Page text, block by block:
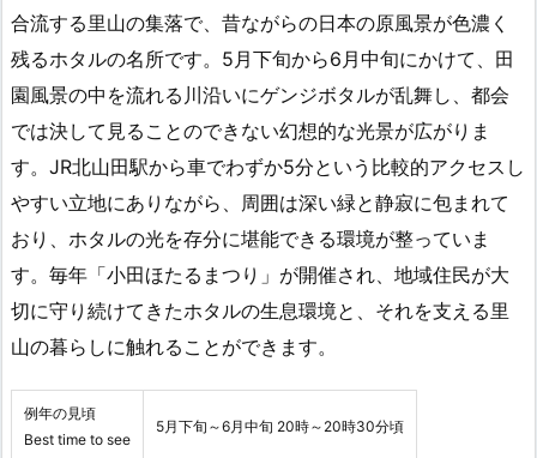
合流する里山の集落で、昔ながらの日本の原風景が色濃く
残るホタルの名所です。5月下旬から6月中旬にかけて、田
園風景の中を流れる川沿いにゲンジボタルが乱舞し、都会
では決して見ることのできない幻想的な光景が広がりま
す。JR北山田駅から車でわずか5分という比較的アクセスし
やすい立地にありながら、周囲は深い緑と静寂に包まれて
おり、ホタルの光を存分に堪能できる環境が整っていま
す。毎年「小田ほたるまつり」が開催され、地域住民が大
切に守り続けてきたホタルの生息環境と、それを支える里
山の暮らしに触れることができます。
例年の見頃
Best time to see
5月下旬～6月中旬 20時～20時30分頃